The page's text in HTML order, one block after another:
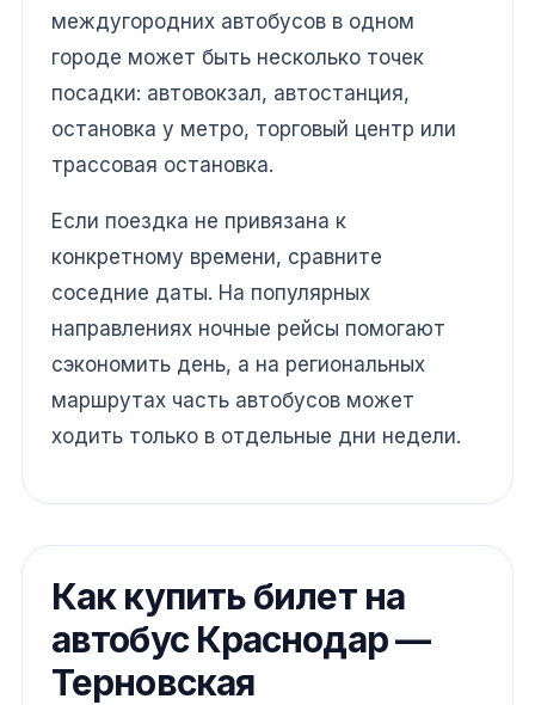
междугородних автобусов в одном
городе может быть несколько точек
посадки: автовокзал, автостанция,
остановка у метро, торговый центр или
трассовая остановка.
Если поездка не привязана к
конкретному времени, сравните
соседние даты. На популярных
направлениях ночные рейсы помогают
сэкономить день, а на региональных
маршрутах часть автобусов может
ходить только в отдельные дни недели.
Как купить билет на
автобус Краснодар —
Терновская